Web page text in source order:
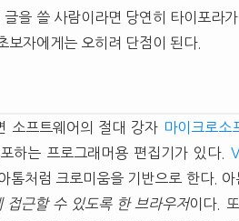
을 쓸 사람이라면 당연히 타이포라가
보자에게는 오히려 단점이 된다.
소프트웨어의 절대 강자 마이크로소
하는 프로그래머용 편집기가 있다.
처럼 크로미움을 기반으로 한다. 아
접근할 수 있도록 한 브라우저이다.